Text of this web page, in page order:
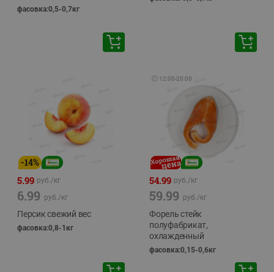
фасовка:0,5-0,7кг
-14%
5.99 руб./кг
6.99 руб./кг
Персик свежий вес
фасовка:0,8-1кг
🕘 12:00-20:00
54.99 руб./кг
59.99 руб./кг
Форель стейк
полуфабрикат,
охлажденный
фасовка:0,15-0,6кг